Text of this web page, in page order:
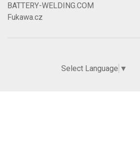
BATTERY-WELDING.COM
Fukawa.cz
Select Language ▼